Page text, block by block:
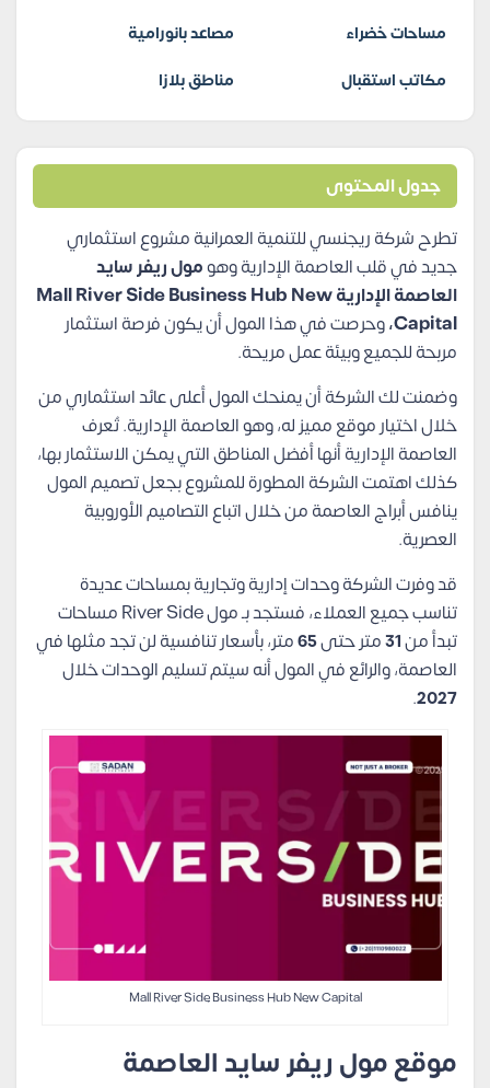
مساحات خضراء
مصاعد بانورامية
مكاتب استقبال
مناطق بلازا
جدول المحتوى
تطرح شركة ريجنسي للتنمية العمرانية مشروع استثماري
جديد في قلب العاصمة الإدارية وهومول ريفر سايد
العاصمة الإدارية Mall River Side Business Hub New
Capital، وحرصت في هذا المول أن يكون فرصة استثمار
مربحة للجميع وبيئة عمل مريحة.
وضمنت لك الشركة أن يمنحك المول أعلى عائد استثماري من
خلال اختيار موقع مميز له، وهو العاصمة الإدارية. تُعرف
العاصمة الإدارية أنها أفضل المناطق التي يمكن الاستثمار بها،
كذلك اهتمت الشركة المطورة للمشروع بجعل تصميم المول
ينافس أبراج العاصمة من خلال اتباع التصاميم الأوروبية
العصرية.
قد وفرت الشركة وحدات إدارية وتجارية بمساحات عديدة
تناسب جميع العملاء، فستجد بـ مول River Side مساحات
تبدأ من31متر حتى65متر، بأسعار تنافسية لن تجد مثلها في
العاصمة، والرائع في المول أنه سيتم تسليم الوحدات خلال
2027
.
Mall River Side Business Hub New Capital
موقع مول ريفر سايد العاصمة